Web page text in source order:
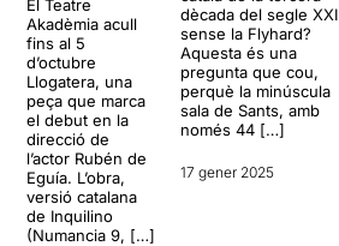
El Teatre
Akadèmia acull
fins al 5
d’octubre
Llogatera, una
peça que marca
el debut en la
direcció de
l’actor Rubén de
Eguía. L’obra,
versió catalana
de Inquilino
(Numancia 9, […]
dècada del segle XXI
sense la Flyhard?
Aquesta és una
pregunta que cou,
perquè la minúscula
sala de Sants, amb
només 44 […]
17 gener 2025